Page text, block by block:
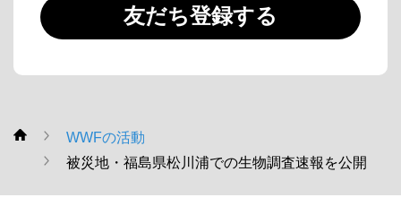
友だち登録する
WWF
WWFの活動
被災地・福島県松川浦での生物調査速報を公開